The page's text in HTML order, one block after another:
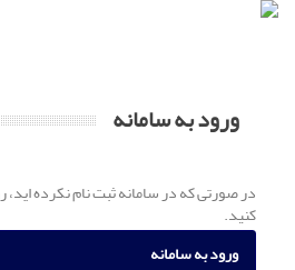
ورود به سامانه
در صورتی که در سامانه ثبت نام نکرده
کنید.
ورود به سامانه